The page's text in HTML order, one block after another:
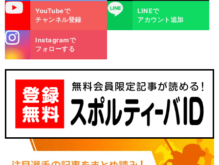
YouTubeで
チャンネル登録
LINE
LINEで
アカウント追加
m
Instagramで
フォローする